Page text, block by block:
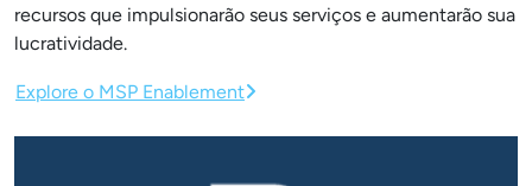
recursos que impulsionarão seus serviços e aumentarão sua
lucratividade.
Explore o MSP Enablement